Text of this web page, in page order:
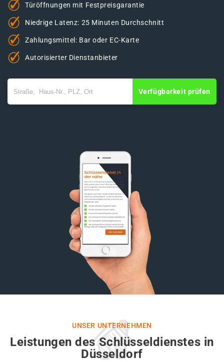
Türöffnungen mit Festpreisgarantie
Niedrige Latenz: 25 Minuten Durchschnitt
Zahlungsmittel: Bar oder EC-Karte
Autorisierter Dienstanbieter
Verfügbarkeit prüfen
UNSER UNTERNEHMEN
Leistungen des Schlüsseldienstes in
Düsseldorf